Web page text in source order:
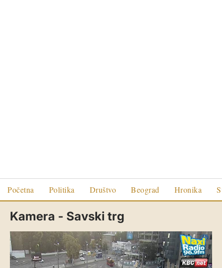
Početna Politika Društvo Beograd Hronika
Kamera - Savski trg